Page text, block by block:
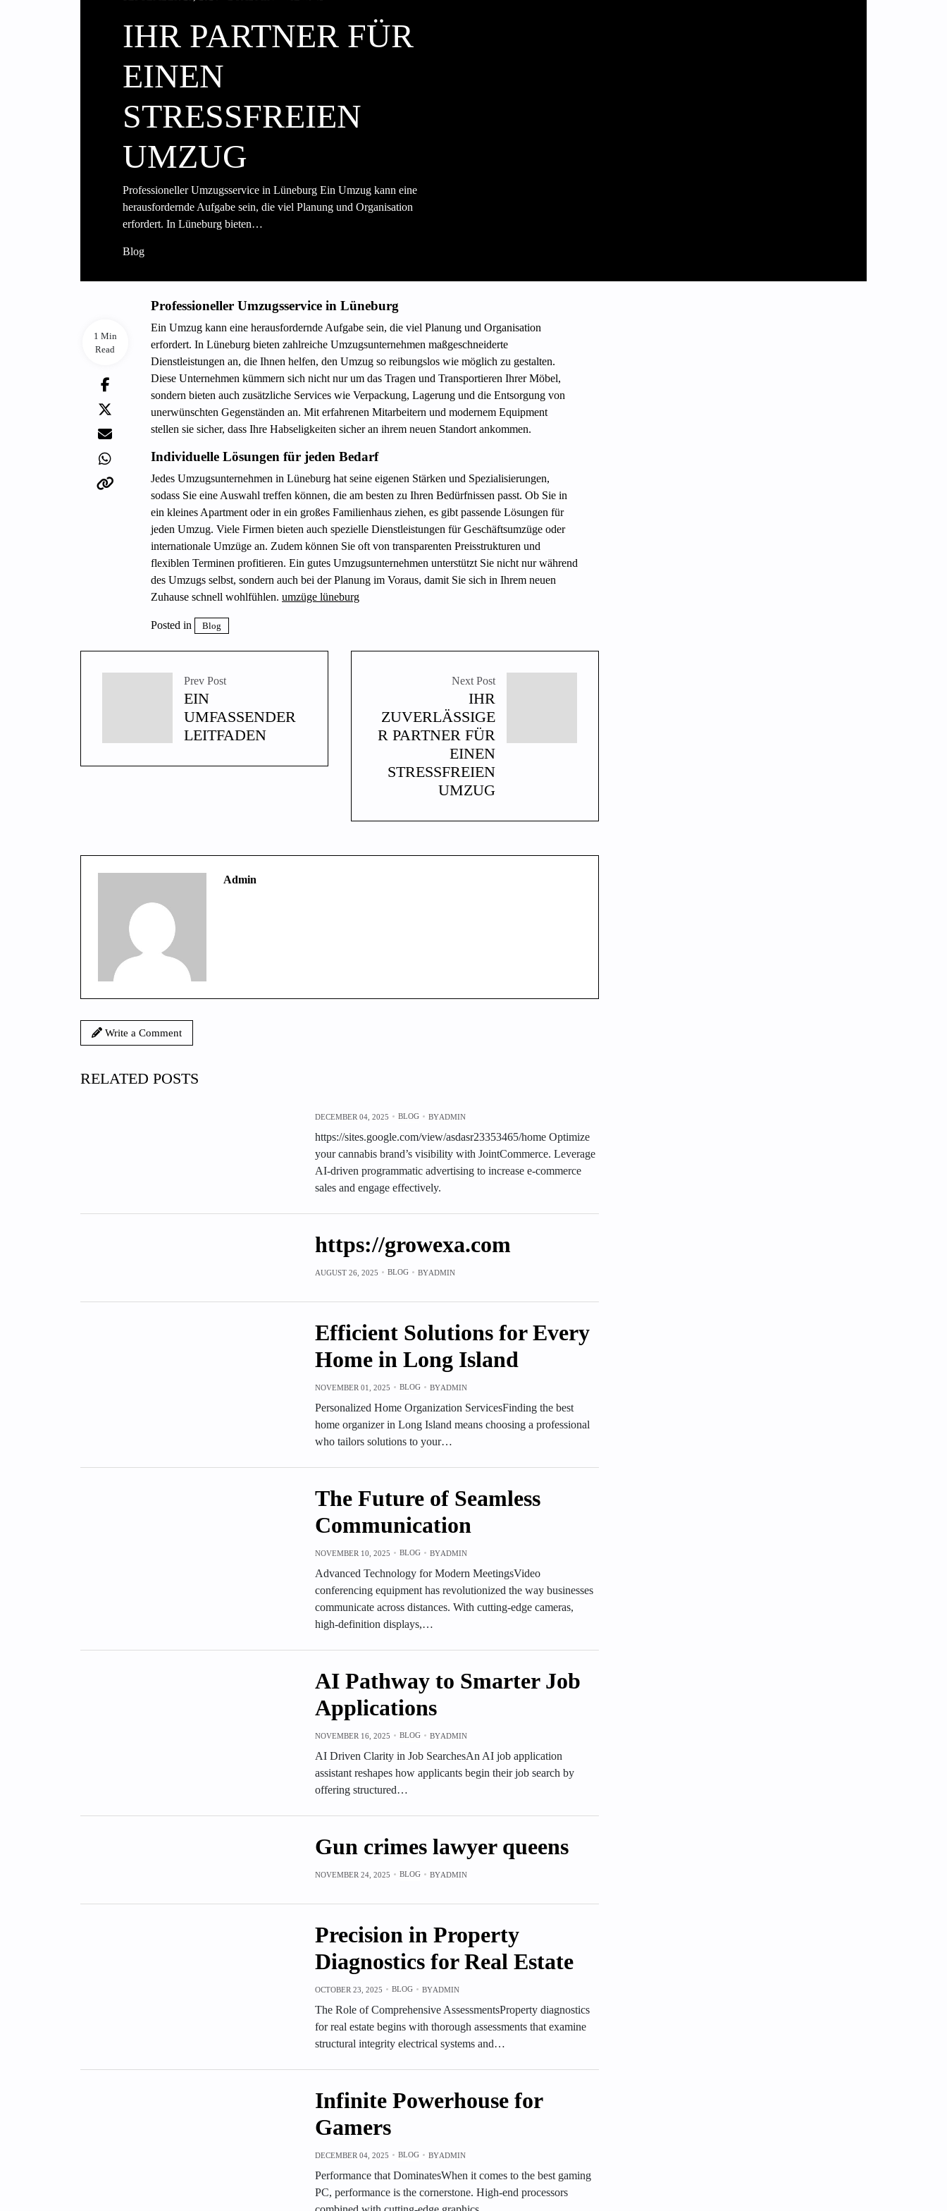
IHR PARTNER FÜR
EINEN
STRESSFREIEN
UMZUG
Professioneller Umzugsservice in Lüneburg Ein Umzug kann eine
herausfordernde Aufgabe sein, die viel Planung und Organisation
erfordert. In Lüneburg bieten…
Blog
1 Min
Read
Professioneller Umzugsservice in Lüneburg
Ein Umzug kann eine herausfordernde Aufgabe sein, die viel Planung und Organisation
erfordert. In Lüneburg bieten zahlreiche Umzugsunternehmen maßgeschneiderte
Dienstleistungen an, die Ihnen helfen, den Umzug so reibungslos wie möglich zu gestalten.
Diese Unternehmen kümmern sich nicht nur um das Tragen und Transportieren Ihrer Möbel,
sondern bieten auch zusätzliche Services wie Verpackung, Lagerung und die Entsorgung von
unerwünschten Gegenständen an. Mit erfahrenen Mitarbeitern und modernem Equipment
stellen sie sicher, dass Ihre Habseligkeiten sicher an ihrem neuen Standort ankommen.
Individuelle Lösungen für jeden Bedarf
Jedes Umzugsunternehmen in Lüneburg hat seine eigenen Stärken und Spezialisierungen,
sodass Sie eine Auswahl treffen können, die am besten zu Ihren Bedürfnissen passt. Ob Sie in
ein kleines Apartment oder in ein großes Familienhaus ziehen, es gibt passende Lösungen für
jeden Umzug. Viele Firmen bieten auch spezielle Dienstleistungen für Geschäftsumzüge oder
internationale Umzüge an. Zudem können Sie oft von transparenten Preisstrukturen und
flexiblen Terminen profitieren. Ein gutes Umzugsunternehmen unterstützt Sie nicht nur während
des Umzugs selbst, sondern auch bei der Planung im Voraus, damit Sie sich in Ihrem neuen
Zuhause schnell wohlfühlen. umzüge lüneburg
Posted in Blog
Prev Post
EIN
UMFASSENDER
LEITFADEN
Next Post
IHR
ZUVERLÄSSIGE
R PARTNER FÜR
EINEN
STRESSFREIEN
UMZUG
Admin
Write a Comment
RELATED POSTS
DECEMBER 04, 2025 BLOG BYADMIN
https://sites.google.com/view/asdasr23353465/home Optimize
your cannabis brand’s visibility with JointCommerce. Leverage
AI-driven programmatic advertising to increase e-commerce
sales and engage effectively.
https://growexa.com
AUGUST 26, 2025 BLOG BYADMIN
Efficient Solutions for Every
Home in Long Island
NOVEMBER 01, 2025 BLOG BYADMIN
Personalized Home Organization ServicesFinding the best
home organizer in Long Island means choosing a professional
who tailors solutions to your…
The Future of Seamless
Communication
NOVEMBER 10, 2025 BLOG BYADMIN
Advanced Technology for Modern MeetingsVideo
conferencing equipment has revolutionized the way businesses
communicate across distances. With cutting-edge cameras,
high-definition displays,…
AI Pathway to Smarter Job
Applications
NOVEMBER 16, 2025 BLOG BYADMIN
AI Driven Clarity in Job SearchesAn AI job application
assistant reshapes how applicants begin their job search by
offering structured…
Gun crimes lawyer queens
NOVEMBER 24, 2025 BLOG BYADMIN
Precision in Property
Diagnostics for Real Estate
OCTOBER 23, 2025 BLOG BYADMIN
The Role of Comprehensive AssessmentsProperty diagnostics
for real estate begins with thorough assessments that examine
structural integrity electrical systems and…
Infinite Powerhouse for
Gamers
DECEMBER 04, 2025 BLOG BYADMIN
Performance that DominatesWhen it comes to the best gaming
PC, performance is the cornerstone. High-end processors